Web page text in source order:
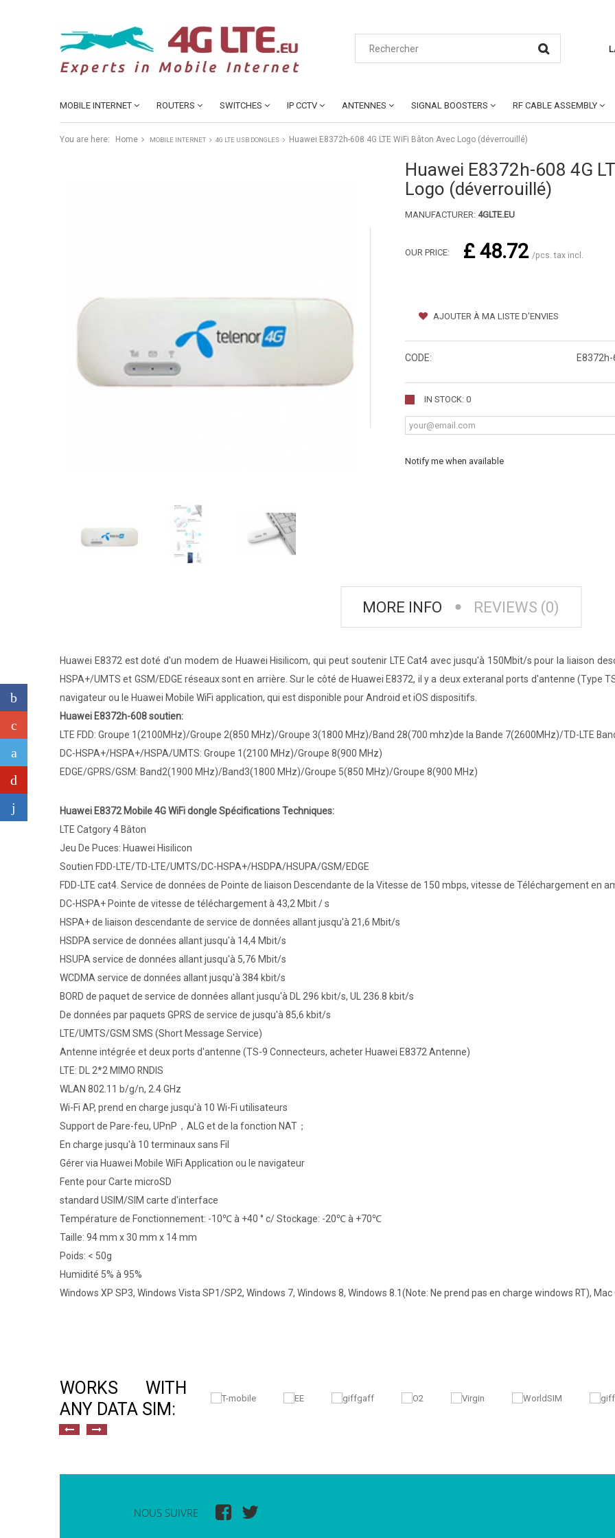
MOBILE INTERNET ROUTERS SWITCHES IP CCTV ANTENNES SIGNAL BOOSTERS RF CABLE ASSEMBLY
You are here: Home MOBILE INTERNET 4G LTE USB DONGLES Huawei E8372h-608 4G LTE WiFi Bâton Avec Logo (déverrouillé)
Huawei E8372h-608 4G
Logo (déverrouillé)
MANUFACTURER: 4GLTE.EU
OUR PRICE: £ 48.72 /pcs. tax incl.
AJOUTER À MA LISTE D'ENVIES
CODE:
IN STOCK: 0
Notify me when available
MORE INFO REVIEWS (0)
Huawei E8372 est doté d'un modem de Huawei Hisilicom, qui peut soutenir LTE Cat4 avec jusqu'à 150Mbit/s pour la liaison
HSPA+/UMTS et GSM/EDGE réseaux sont en arrière. Sur le côté de Huawei E8372, il y a deux exteranal ports d'antenne (Type
navigateur ou le Huawei Mobile WiFi application, qui est disponible pour Android et iOS dispositifs.
Huawei E8372h-608 soutien:
LTE FDD: Groupe 1(2100MHz)/Groupe 2(850 MHz)/Groupe 3(1800 MHz)/Band 28(700 mhz)de la Bande 7(2600MHz)/TD-LTE
DC-HSPA+/HSPA+/HSPA/UMTS: Groupe 1(2100 MHz)/Groupe 8(900 MHz)
EDGE/GPRS/GSM: Band2(1900 MHz)/Band3(1800 MHz)/Groupe 5(850 MHz)/Groupe 8(900 MHz)
Huawei E8372 Mobile 4G WiFi dongle Spécifications Techniques:
LTE Catgory 4 Bâton
Jeu De Puces: Huawei Hisilicon
Soutien FDD-LTE/TD-LTE/UMTS/DC-HSPA+/HSDPA/HSUPA/GSM/EDGE
FDD-LTE cat4. Service de données de Pointe de liaison Descendante de la Vitesse de 150 mbps, vitesse de Téléchargement en
DC-HSPA+ Pointe de vitesse de téléchargement à 43,2 Mbit / s
HSPA+ de liaison descendante de service de données allant jusqu'à 21,6 Mbit/s
HSDPA service de données allant jusqu'à 14,4 Mbit/s
HSUPA service de données allant jusqu'à 5,76 Mbit/s
WCDMA service de données allant jusqu'à 384 kbit/s
BORD de paquet de service de données allant jusqu'à DL 296 kbit/s, UL 236.8 kbit/s
De données par paquets GPRS de service de jusqu'à 85,6 kbit/s
LTE/UMTS/GSM SMS (Short Message Service)
Antenne intégrée et deux ports d'antenne (TS-9 Connecteurs, acheter Huawei E8372 Antenne)
LTE: DL 2*2 MIMO RNDIS
WLAN 802.11 b/g/n, 2.4 GHz
Wi-Fi AP, prend en charge jusqu'à 10 Wi-Fi utilisateurs
Support de Pare-feu, UPnP，ALG et de la fonction NAT；
En charge jusqu'à 10 terminaux sans Fil
Gérer via Huawei Mobile WiFi Application ou le navigateur
Fente pour Carte microSD
standard USIM/SIM carte d'interface
Température de Fonctionnement: -10℃ à +40 ° c/ Stockage: -20℃ à +70℃
Taille: 94 mm x 30 mm x 14 mm
Poids: < 50g
Humidité 5% à 95%
Windows XP SP3, Windows Vista SP1/SP2, Windows 7, Windows 8, Windows 8.1(Note: Ne prend pas en charge windows RT),
WORKS WITH
ANY DATA SIM:
NOUS SUIVRE